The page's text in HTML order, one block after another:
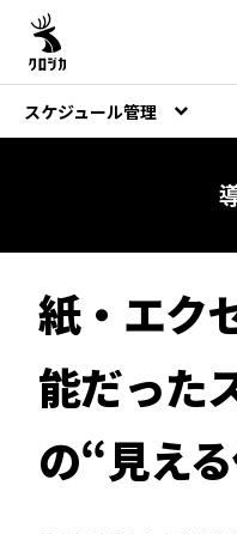
スケジュール管理
紙・エク
能だった
の“見え